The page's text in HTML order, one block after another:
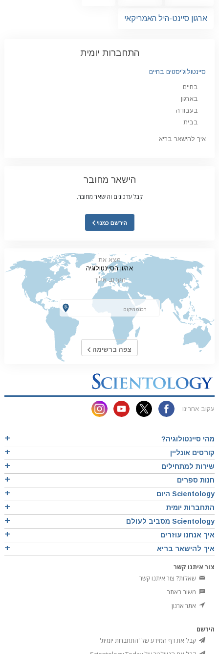
ארגון סיינט-היל האמריקאי
התחברות יומית
סיינטולוג'יסטים בחיים
בחיים
בארגון
בעבודה
בבית
איך להישאר בריא
הישאר מחובר
קבל עדכונים והישאר מחובר.
הירשם כמנוי
מצא את
ארגון הסיינטולוגיה
הקרוב אליך
צפה ברשימה
עקוב אחרינו
מהי סיינטולוגיה?
קורסים אונליין
שירות למתחילים
חנות ספרים
Scientology היום
התחברות יומית
Scientology מסביב לעולם
איך אנחנו עוזרים
איך להישאר בריא
צור איתנו קשר
שאלות? צור איתנו קשר
משוב באתר
אתר ארגון
הירשם
קבל את דף המידע של 'התחברות יומית'